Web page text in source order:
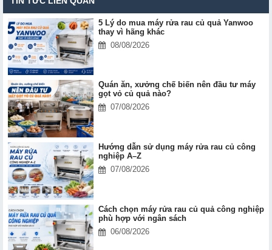
5 Lý do mua máy rửa rau củ quả Yanwoo
thay vì hãng khác
08/08/2026
Quán ăn, xưởng chế biến nên đầu tư máy
gọt vỏ củ quả nào?
07/08/2026
Hướng dẫn sử dụng máy rửa rau củ công
nghiệp A–Z
07/08/2026
Cách chọn máy rửa rau củ quả công nghiệp
phù hợp với ngân sách
06/08/2026